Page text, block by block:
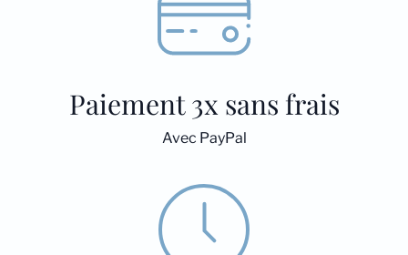
Paiement 3x sans frais
Avec PayPal